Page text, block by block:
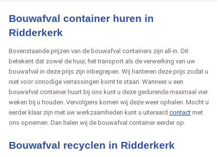
Bouwafval container huren in
Ridderkerk
Bovenstaande prijzen van de bouwafval containers zijn all-in. Dit
betekent dat zowel de huur, het transport als de verwerking van uw
bouwafval in deze prijs zijn inbegrepen. Wij hanteren deze prijs zodat u
niet voor onnodige verrassingen komt te staan. Wanneer u een
bouwafval container huurt bij ons kunt u deze gedurende maximaal vier
weken bij u houden. Vervolgens komen wij deze weer ophalen. Mocht u
eerder klaar zijn met uw werkzaamheden kunt u uiteraard contactmet
ons opnemen. Dan halen wij de bouwafval container eerder op.
Bouwafval recyclen in Ridderkerk